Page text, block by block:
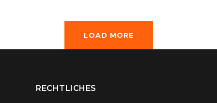
LOAD MORE
RECHTLICHES